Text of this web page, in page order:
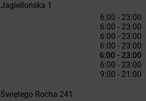
Jagiellońska 1
6:00 - 23:00
6:00 - 23:00
6:00 - 23:00
6:00 - 23:00
6:00 - 23:00
6:00 - 23:00
9:00 - 21:00
Świętego Rocha 241